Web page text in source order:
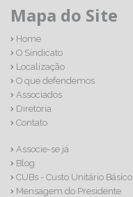
Mapa do Site
Home
O Sindicato
Localização
O que defendemos
Associados
Diretoria
Contato
Associe-se já
Blog
CUBs - Custo Unitário Básico
Mensagem do Presidente